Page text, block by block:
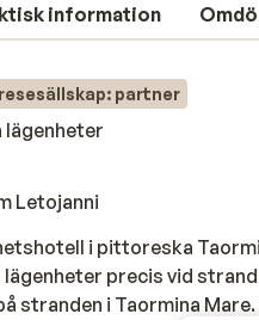
information
partner
lägenheter
Letojanni
i pittoreska
precis vid
stranden i Taormina